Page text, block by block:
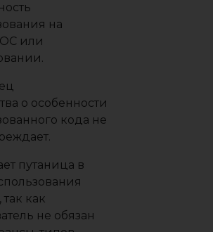
на
или
о особенности
кода не
путаница в
как
не обязан